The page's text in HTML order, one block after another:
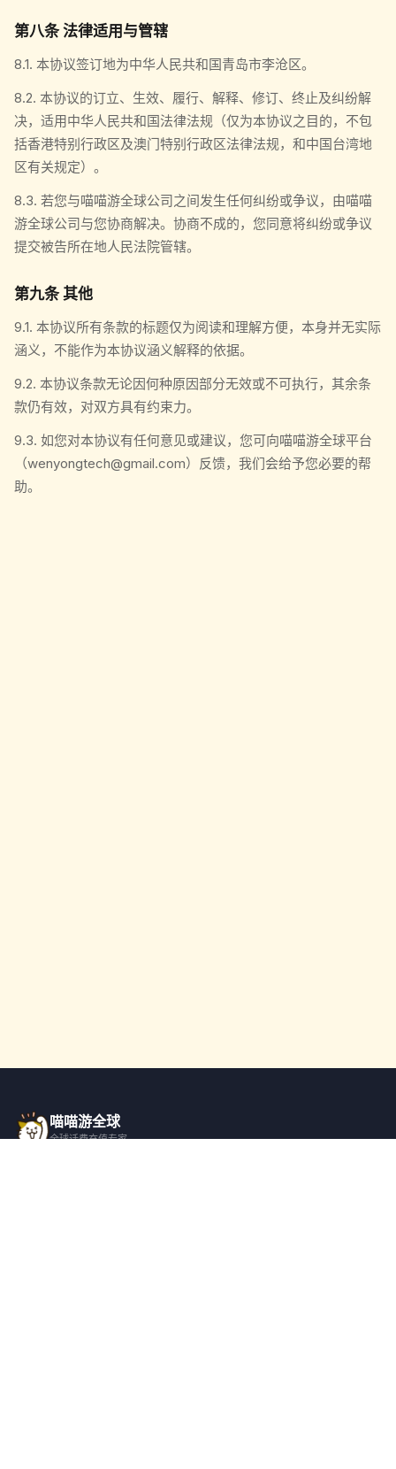
第八条 法律适用与管辖
8.1. 本协议签订地为中华人民共和国青岛市李沧区。
8.2. 本协议的订立、生效、履行、解释、修订、终止及纠纷解
决，适用中华人民共和国法律法规（仅为本协议之目的，不包
括香港特别行政区及澳门特别行政区法律法规，和中国台湾地
区有关规定）。
8.3. 若您与喵喵游全球公司之间发生任何纠纷或争议，由喵喵
游全球公司与您协商解决。协商不成的，您同意将纠纷或争议
提交被告所在地人民法院管辖。
第九条 其他
9.1. 本协议所有条款的标题仅为阅读和理解方便，本身并无实际
涵义，不能作为本协议涵义解释的依据。
9.2. 本协议条款无论因何种原因部分无效或不可执行，其余条
款仍有效，对双方具有约束力。
9.3. 如您对本协议有任何意见或建议，您可向喵喵游全球平台
（wenyongtech@gmail.com）反馈，我们会给予您必要的帮
助。
喵喵游全球
全球话费充值专家